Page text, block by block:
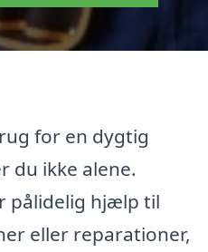
for en dygtig
du ikke alene.
pålidelig hjælp til
eller reparationer,